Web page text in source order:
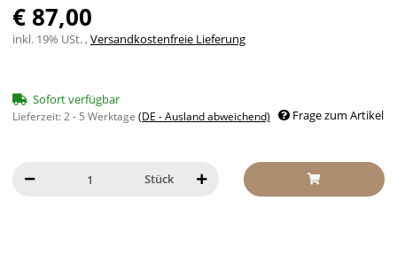
€ 87,00
inkl. 19% USt. ,Versandkostenfreie Lieferung
Sofort verfügbar
Lieferzeit:2 - 5 Werktage (DE - Ausland abweichend) Frage zum Artikel
Stück